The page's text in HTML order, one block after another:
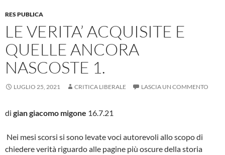
RES PUBLICA
LE VERITA’ ACQUISITE E
QUELLE ANCORA
NASCOSTE 1.
LUGLIO 25, 2021 CRITICA LIBERALE LASCIA UN COMMENTO
di gian giacomo migone 16.7.21
Nei mesi scorsi si sono levate voci autorevoli allo scopo di
chiedere verità riguardo alle pagine più oscure della storia